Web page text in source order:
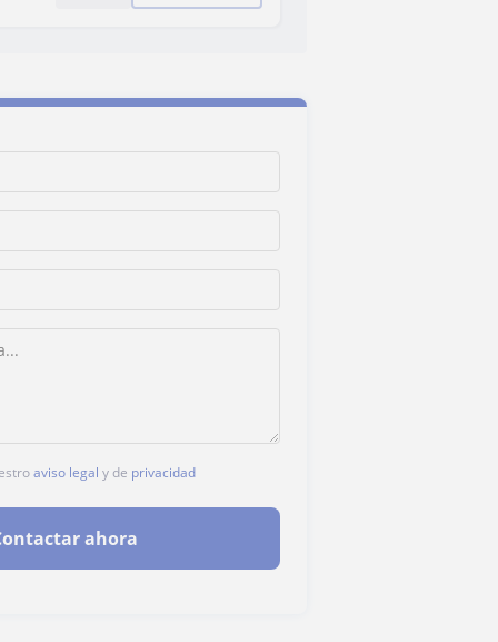
aviso legal y de privacidad
ahora